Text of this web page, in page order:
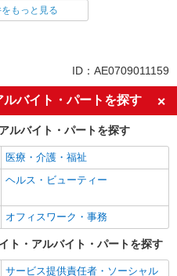
週1日勤務OK
扶養内勤務OK
交通費支給
もっと見る
ID：AE0709011159
バイト・パートを探す
ルバイト・パートを探す
医療・介護・福祉
ヘルス・ビューティー
オフィスワーク・事務
ト・アルバイト・パートを探す
サービス提供責任者・ソーシャル